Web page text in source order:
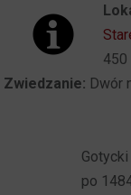
450
Zwiedzanie: Dwór
po